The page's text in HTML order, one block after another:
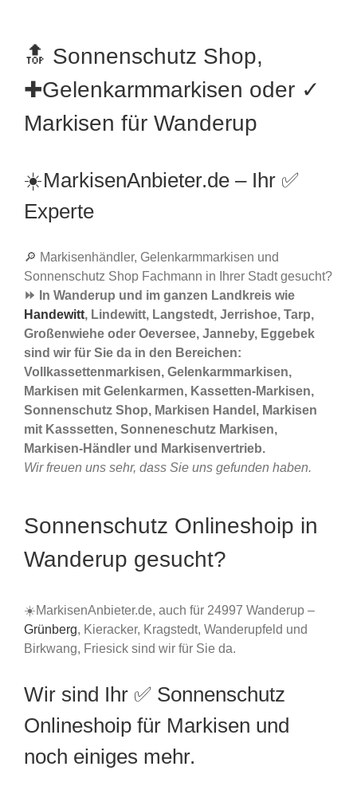
🔝 Sonnenschutz Shop,
✚Gelenkarmmarkisen oder ✓
Markisen für Wanderup
☀️MarkisenAnbieter.de – Ihr ✅
Experte
🔎 Markisenhändler, Gelenkarmmarkisen und
Sonnenschutz Shop Fachmann in Ihrer Stadt gesucht?
⏩ In Wanderup und im ganzen Landkreis wie
Handewitt, Lindewitt, Langstedt, Jerrishoe, Tarp,
Großenwiehe oder Oeversee, Janneby, Eggebek
sind wir für Sie da in den Bereichen:
Vollkassettenmarkisen, Gelenkarmmarkisen,
Markisen mit Gelenkarmen, Kassetten-Markisen,
Sonnenschutz Shop, Markisen Handel, Markisen
mit Kasssetten, Sonneneschutz Markisen,
Markisen-Händler und Markisenvertrieb.
Wir freuen uns sehr, dass Sie uns gefunden haben.
Sonnenschutz Onlineshoip in
Wanderup gesucht?
☀️MarkisenAnbieter.de, auch für 24997 Wanderup –
Grünberg, Kieracker, Kragstedt, Wanderupfeld und
Birkwang, Friesick sind wir für Sie da.
Wir sind Ihr ✅ Sonnenschutz
Onlineshoip für Markisen und
noch einiges mehr.